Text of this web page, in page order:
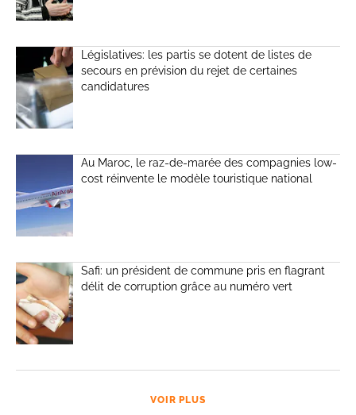
Législatives: les partis se dotent de listes de
secours en prévision du rejet de certaines
candidatures
Au Maroc, le raz-de-marée des compagnies low-
cost réinvente le modèle touristique national
Safi: un président de commune pris en flagrant
délit de corruption grâce au numéro vert
VOIR PLUS